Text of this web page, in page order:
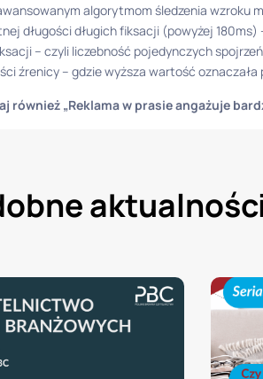
algorytmom śledzenia wzroku
długości długich fiksacji (powyżej
– czyli liczebność pojedynczych
źrenicy – gdzie wyższa wartość
również „Reklama w prasie angażuje